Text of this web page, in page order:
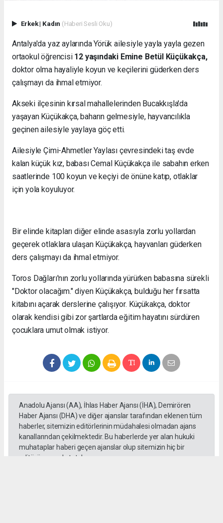
Erkek| Kadın (Haberi Sesli Oku)
Antalya'da yaz aylarında Yörük ailesiyle yayla yayla gezen
ortaokul öğrencisi 12 yaşındaki Emine Betül Küçükakça,
doktor olma hayaliyle koyun ve keçilerini güderken ders
çalışmayı da ihmal etmiyor.
Akseki ilçesinin kırsal mahallelerinden Bucakkışla'da
yaşayan Küçükakça, baharın gelmesiyle, hayvancılıkla
geçinen ailesiyle yaylaya göç etti.
Ailesiyle Çimi-Ahmetler Yaylası çevresindeki taş evde
kalan küçük kız, babası Cemal Küçükakça ile sabahın erken
saatlerinde 100 koyun ve keçiyi de önüne katıp, otlaklar
için yola koyuluyor.
Bir elinde kitapları diğer elinde asasıyla zorlu yollardan
geçerek otlaklara ulaşan Küçükakça, hayvanları güderken
ders çalışmayı da ihmal etmiyor.
Toros Dağları'nın zorlu yollarında yürürken babasına sürekli
"Doktor olacağım." diyen Küçükakça, bulduğu her fırsatta
kitabını açarak derslerine çalışıyor. Küçükakça, doktor
olarak kendisi gibi zor şartlarda eğitim hayatını sürdüren
çocuklara umut olmak istiyor.
Anadolu Ajansı (AA), İhlas Haber Ajansı (İHA), Demirören
Haber Ajansı (DHA) ve diğer ajanslar tarafından eklenen tüm
haberler, sitemizin editörlerinin müdahalesi olmadan ajans
kanallarından çekilmektedir. Bu haberlerde yer alan hukuki
muhataplar haberi geçen ajanslar olup sitemizin hiç bir
editörü sorumlu tutulamaz...